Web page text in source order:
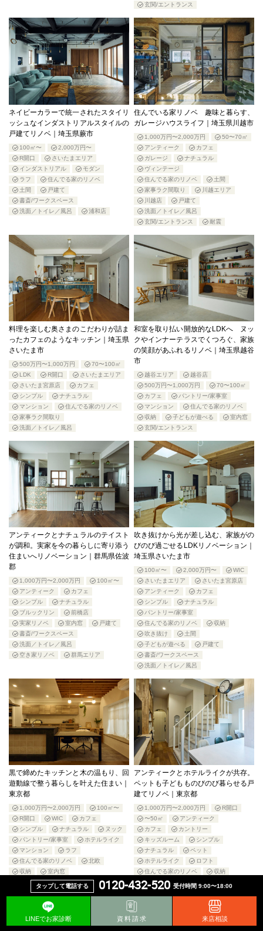
タップして電話する 0120-432-520 受付時間 9:00〜18:00
LINEでお家診断 資料請求 来店相談
玄関/エントランス
ネイビーカラーで統一されたスタイリ
ッシュなインダストリアルスタイルの
戸建てリノベ｜埼玉県蕨市
100㎡〜
2,000万円〜
R開口
さいたまエリア
インダストリアル
モダン
ラフ
住んでる家のリノベ
土間
戸建て
書斎/ワークスペース
洗面／トイレ／風呂
浦和店
住んでいる家リノベ 趣味と暮らす、
ガレージハウスライフ｜埼玉県川越市
1,000万円〜2,000万円
50〜70㎡
アンティーク
カフェ
ガレージ
ナチュラル
ヴィンテージ
住んでる家のリノベ
土間
家事ラク間取り
川越エリア
川越店
戸建て
洗面／トイレ／風呂
玄関/エントランス
耐震
料理を楽しむ奥さまのこだわりが詰ま
ったカフェのようなキッチン｜埼玉県
さいたま市
500万円〜1,000万円
70〜100㎡
LDK
R開口
さいたまエリア
さいたま宮原店
カフェ
シンプル
ナチュラル
マンション
住んでる家のリノベ
家事ラク間取り
洗面／トイレ／風呂
和室を取り払い開放的なLDKへ ヌッ
クやインナーテラスでくつろぐ、家族
の笑顔があふれるリノベ｜埼玉県越谷
市
越谷エリア
越谷店
500万円〜1,000万円
70〜100㎡
カフェ
パントリー/家事室
マンション
住んでる家のリノベ
収納
子どもが遊べる
室内窓
玄関/エントランス
アンティークとナチュラルのテイスト
が調和。実家を今の暮らしに寄り添う
住まいへリノベーション｜群馬県佐波
郡
1,000万円〜2,000万円
100㎡〜
アンティーク
カフェ
シンプル
ナチュラル
ブルックリン
前橋店
実家リノベ
室内窓
戸建て
書斎/ワークスペース
洗面／トイレ／風呂
空き家リノベ
群馬エリア
吹き抜けから光が差し込む、家族がの
びのび過ごせるLDKリノベーション｜
埼玉県さいたま市
100㎡〜 2,000万円〜
WIC
さいたまエリア
さいたま宮原店
アンティーク
カフェ
シンプル
ナチュラル
パントリー/家事室
住んでる家のリノベ
収納
吹き抜け
土間
子どもが遊べる
戸建て
書斎/ワークスペース
洗面／トイレ／風呂
黒で締めたキッチンと木の温もり、回
遊動線で整う暮らしを叶えた住まい｜
東京都
1,000万円〜2,000万円
100㎡〜
R開口
WIC
カフェ
シンプル
ナチュラル
ヌック
パントリー/家事室
ホテルライク
マンション
ラフ
住んでる家のリノベ
北欧
収納
室内窓
書斎/ワークスペース
板橋エリア
板橋店
洗面／トイレ／風呂
玄関/エントランス
アンティークとホテルライクが共存。
ペットも子どもものびのび暮らせる戸
建てリノベ｜東京都
1,000万円〜2,000万円
R開口
〜50㎡
アンティーク
カフェ
カントリー
キッズルーム
シンプル
ナチュラル
ペット
ホテルライク
ロフト
住んでる家のリノベ
収納
戸建て
板橋エリア